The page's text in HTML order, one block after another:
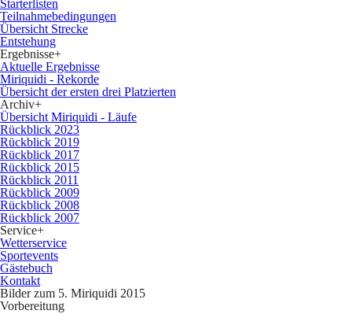
Starterlisten
Teilnahmebedingungen
Übersicht Strecke
Entstehung
Ergebnisse+
Aktuelle Ergebnisse
Miriquidi - Rekorde
Übersicht der ersten drei Platzierten
Archiv+
Übersicht Miriquidi - Läufe
Rückblick 2023
Rückblick 2019
Rückblick 2017
Rückblick 2015
Rückblick 2011
Rückblick 2009
Rückblick 2008
Rückblick 2007
Service+
Wetterservice
Sportevents
Gästebuch
Kontakt
Bilder zum 5. Miriquidi 2015
Vorbereitung